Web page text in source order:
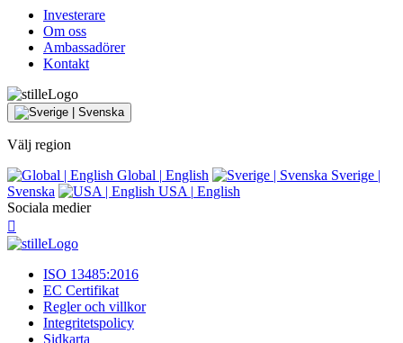
Investerare
Om oss
Ambassadörer
Kontakt
Välj region
Global | English Sverige |
Svenska
USA | English
Sociala medier
ISO 13485:2016
EC Certifikat
Regler och villkor
Integritetspolicy
Sidkarta